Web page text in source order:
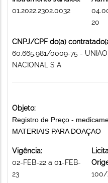
01.2022.2302.0032
20
CNPJ/CPF do(a)
60.665.981/0009-75 - UNIAO
NACIONAL S A
Objeto:
Registro de Preço -
MATERIAIS PARA DOAÇAO
Vigência:
02-FEB-22 a 01-FEB-
23
100/